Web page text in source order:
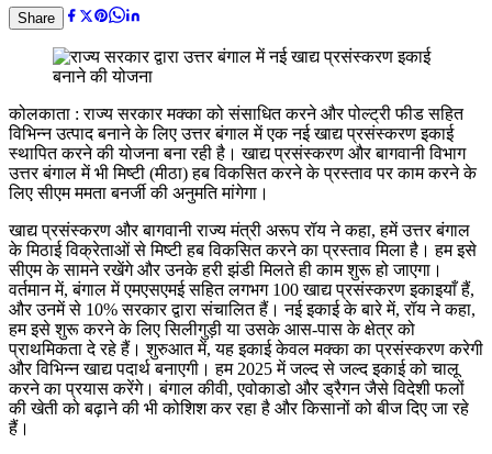
Share
कोलकाता : राज्य सरकार मक्का को संसाधित करने और पोल्ट्री फीड सहित
विभिन्न उत्पाद बनाने के लिए उत्तर बंगाल में एक नई खाद्य प्रसंस्करण इकाई
स्थापित करने की योजना बना रही है। खाद्य प्रसंस्करण और बागवानी विभाग
उत्तर बंगाल में भी मिष्टी (मीठा) हब विकसित करने के प्रस्ताव पर काम करने के
लिए सीएम ममता बनर्जी की अनुमति मांगेगा।
खाद्य प्रसंस्करण और बागवानी राज्य मंत्री अरूप रॉय ने कहा, हमें उत्तर बंगाल
के मिठाई विक्रेताओं से मिष्टी हब विकसित करने का प्रस्ताव मिला है। हम इसे
सीएम के सामने रखेंगे और उनके हरी झंडी मिलते ही काम शुरू हो जाएगा।
वर्तमान में, बंगाल में एमएसएमई सहित लगभग 100 खाद्य प्रसंस्करण इकाइयाँ हैं,
और उनमें से 10% सरकार द्वारा संचालित हैं। नई इकाई के बारे में, रॉय ने कहा,
हम इसे शुरू करने के लिए सिलीगुड़ी या उसके आस-पास के क्षेत्र को
प्राथमिकता दे रहे हैं। शुरुआत में, यह इकाई केवल मक्का का प्रसंस्करण करेगी
और विभिन्न खाद्य पदार्थ बनाएगी। हम 2025 में जल्द से जल्द इकाई को चालू
करने का प्रयास करेंगे। बंगाल कीवी, एवोकाडो और ड्रैगन जैसे विदेशी फलों
की खेती को बढ़ाने की भी कोशिश कर रहा है और किसानों को बीज दिए जा रहे
हैं।